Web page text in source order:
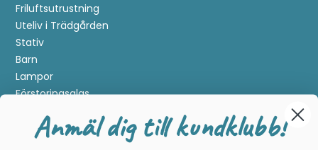
Friluftsutrustning
Uteliv i Trädgården
Stativ
Barn
Lampor
Förstoringsglas
GuiderAnmäl dig till kundklubb!